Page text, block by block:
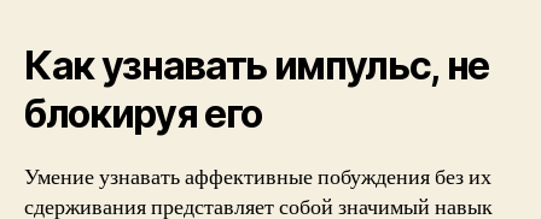
Как узнавать импульс, не
блокируя его
Умение узнавать аффективные побуждения без их
сдерживания представляет собой значимый навык